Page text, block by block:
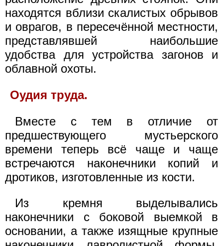
находятся вблизи скалистых обрывов
и оврагов, в пересечённой местности,
представлявшей наибольшие
удобства для устройства загонов и
облавной охоты.
Оудия труда.
Вместе с тем в отличие от
предшествующего мустьерского
времени теперь всё чаще и чаще
встречаются наконечники копий и
дротиков, изготовленные из кости.
Из кремня выделывались
наконечники с боковой выемкой в
основании, а также изящные крупные